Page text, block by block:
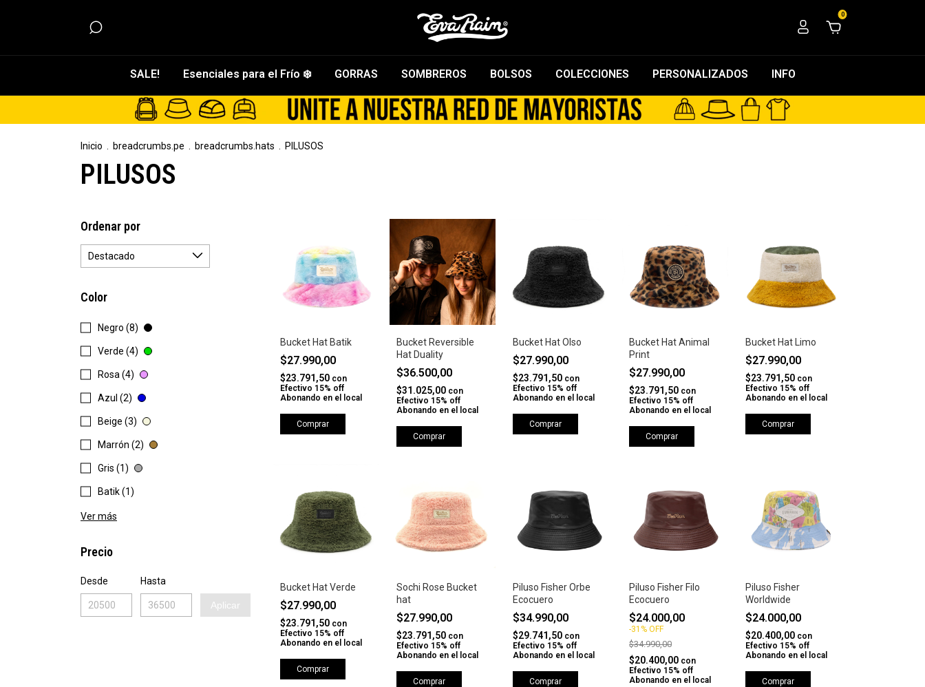
0
SALE! Esenciales para el Frío ❄️ GORRAS SOMBREROS BOLSOS COLECCIONES PERSONALIZADOS INFO
Inicio breadcrumbs.pe breadcrumbs.hats PILUSOS
PILUSOS
Ordenar por
Color
Negro (8)
Verde (4)
Rosa (4)
Azul (2)
Beige (3)
Marrón (2)
Gris (1)
Batik (1)
Ver más
Precio
Desde Hasta
Aplicar
Bucket Hat Batik
$27.990,00
$23.791,50 con
Efectivo 15% off
Abonando en el local
Comprar
Bucket Reversible
Hat Duality
$36.500,00
$31.025,00 con
Efectivo 15% off
Abonando en el local
Comprar
Bucket Hat Olso
$27.990,00
$23.791,50 con
Efectivo 15% off
Abonando en el local
Comprar
Bucket Hat Animal
Print
$27.990,00
$23.791,50 con
Efectivo 15% off
Abonando en el local
Comprar
Bucket Hat Limo
$27.990,00
$23.791,50 con
Efectivo 15% off
Abonando en el local
Comprar
Bucket Hat Verde
$27.990,00
$23.791,50 con
Efectivo 15% off
Abonando en el local
Comprar
Sochi Rose Bucket
hat
$27.990,00
$23.791,50 con
Efectivo 15% off
Abonando en el local
Comprar
Piluso Fisher Orbe
Ecocuero
$34.990,00
$29.741,50 con
Efectivo 15% off
Abonando en el local
Comprar
Piluso Fisher Filo
Ecocuero
$24.000,00
-31 % OFF
$34.990,00
$20.400,00 con
Efectivo 15% off
Abonando en el local
Piluso Fisher
Worldwide
$24.000,00
$20.400,00 con
Efectivo 15% off
Abonando en el local
Comprar